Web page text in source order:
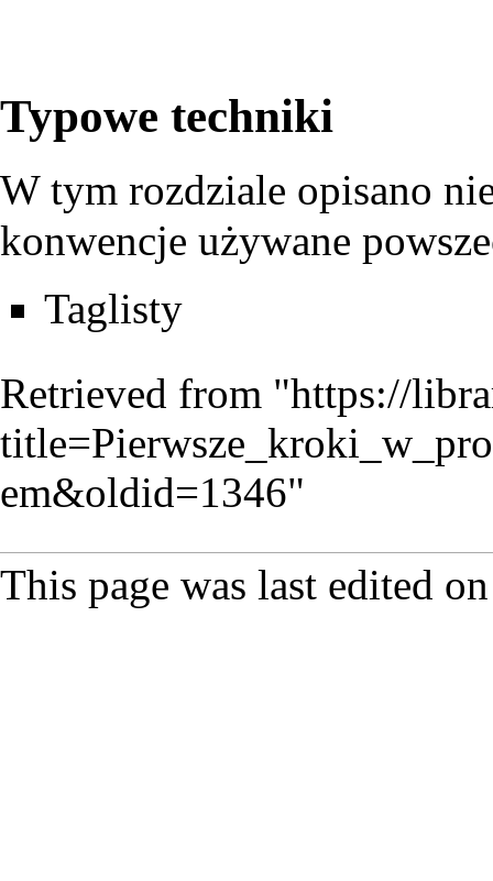
Typowe techniki
W tym rozdziale opisano
konwencje używane
Taglisty
Retrieved from "https://
em&oldid=1346"
This page was last edited